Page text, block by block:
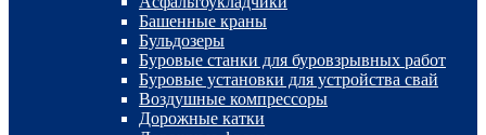
Башенные краны
Бульдозеры
Буровые станки для буровзрывных работ
Буровые установки для устройства свай
Воздушные компрессоры
Дорожные катки